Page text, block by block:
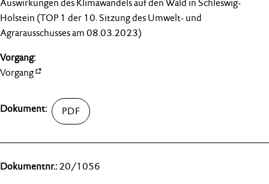
Auswirkungen des Klimawandels auf den Wald in Schleswig-
Holstein (TOP 1 der 10. Sitzung des Umwelt- und
Agrarausschusses am 08.03.2023)
Vorgang
20/1056